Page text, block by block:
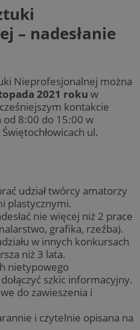
– nadesłanie
Nieprofesjonalnej można
2021 roku w
kontakcie
8:00 do 15:00 w
ul.
udział twórcy amatorzy
plastycznymi.
nie więcej niż 2 prace
grafika, rzeźba).
w innych konkursach
niż 3 lata.
nietypowego
szkic informacyjny.
do zawieszenia i
i czytelnie opisana na